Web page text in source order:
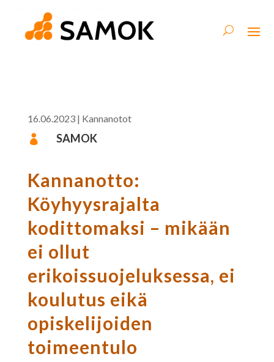
16.06.2023| Kannanotot
 SAMOK
Kannanotto:
Köyhyysrajalta
kodittomaksi – mikään
ei ollut
erikoissuojeluksessa, ei
koulutus eikä
opiskelijoiden
toimeentulo